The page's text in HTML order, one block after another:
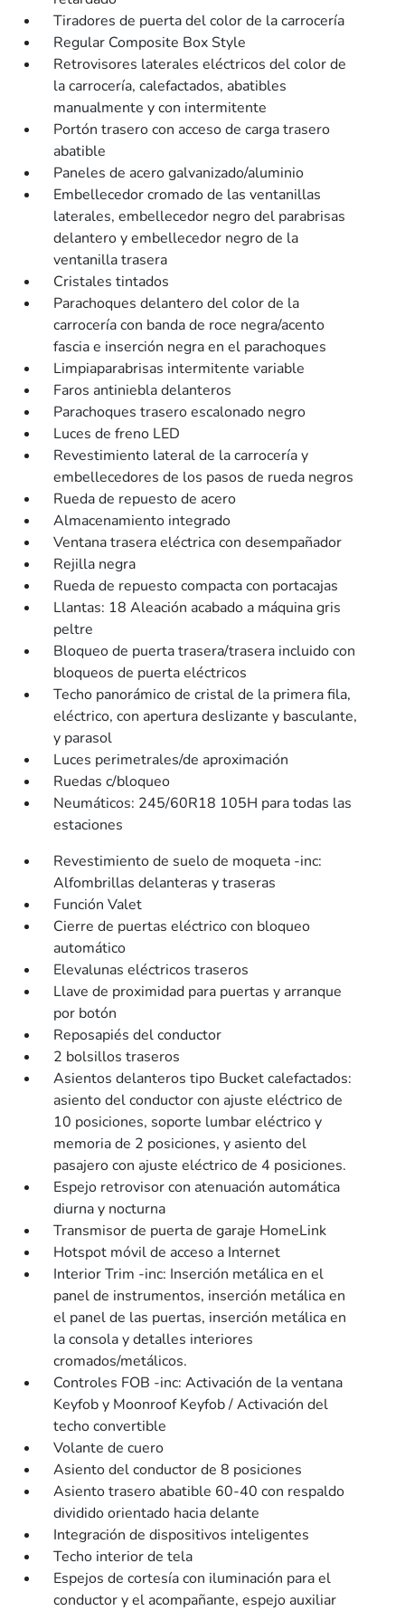
Tiradores de puerta del color de la carrocería
Regular Composite Box Style
Retrovisores laterales eléctricos del color de
la carrocería, calefactados, abatibles
manualmente y con intermitente
Portón trasero con acceso de carga trasero
abatible
Paneles de acero galvanizado/aluminio
Embellecedor cromado de las ventanillas
laterales, embellecedor negro del parabrisas
delantero y embellecedor negro de la
ventanilla trasera
Cristales tintados
Parachoques delantero del color de la
carrocería con banda de roce negra/acento
fascia e inserción negra en el parachoques
Limpiaparabrisas intermitente variable
Faros antiniebla delanteros
Parachoques trasero escalonado negro
Luces de freno LED
Revestimiento lateral de la carrocería y
embellecedores de los pasos de rueda negros
Rueda de repuesto de acero
Almacenamiento integrado
Ventana trasera eléctrica con desempañador
Rejilla negra
Rueda de repuesto compacta con portacajas
Llantas: 18 Aleación acabado a máquina gris
peltre
Bloqueo de puerta trasera/trasera incluido con
bloqueos de puerta eléctricos
Techo panorámico de cristal de la primera fila,
eléctrico, con apertura deslizante y basculante,
y parasol
Luces perimetrales/de aproximación
Ruedas c/bloqueo
Neumáticos: 245/60R18 105H para todas las
estaciones
Revestimiento de suelo de moqueta -inc:
Alfombrillas delanteras y traseras
Función Valet
Cierre de puertas eléctrico con bloqueo
automático
Elevalunas eléctricos traseros
Llave de proximidad para puertas y arranque
por botón
Reposapiés del conductor
2 bolsillos traseros
Asientos delanteros tipo Bucket calefactados:
asiento del conductor con ajuste eléctrico de
10 posiciones, soporte lumbar eléctrico y
memoria de 2 posiciones, y asiento del
pasajero con ajuste eléctrico de 4 posiciones.
Espejo retrovisor con atenuación automática
diurna y nocturna
Transmisor de puerta de garaje HomeLink
Hotspot móvil de acceso a Internet
Interior Trim -inc: Inserción metálica en el
panel de instrumentos, inserción metálica en
el panel de las puertas, inserción metálica en
la consola y detalles interiores
cromados/metálicos.
Controles FOB -inc: Activación de la ventana
Keyfob y Moonroof Keyfob / Activación del
techo convertible
Volante de cuero
Asiento del conductor de 8 posiciones
Asiento trasero abatible 60-40 con respaldo
dividido orientado hacia delante
Integración de dispositivos inteligentes
Techo interior de tela
Espejos de cortesía con iluminación para el
conductor y el acompañante, espejo auxiliar